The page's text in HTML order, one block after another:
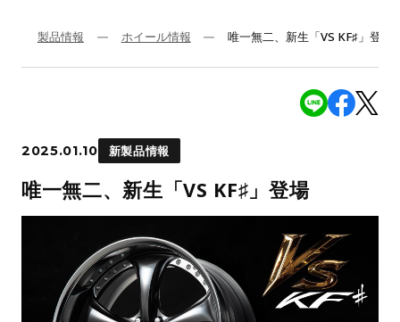
製品情報 ホイール情報 唯一無二、新生「VS KF♯」登場
2025.01.10 新製品情報
唯一無二、新生「VS KF♯」登場